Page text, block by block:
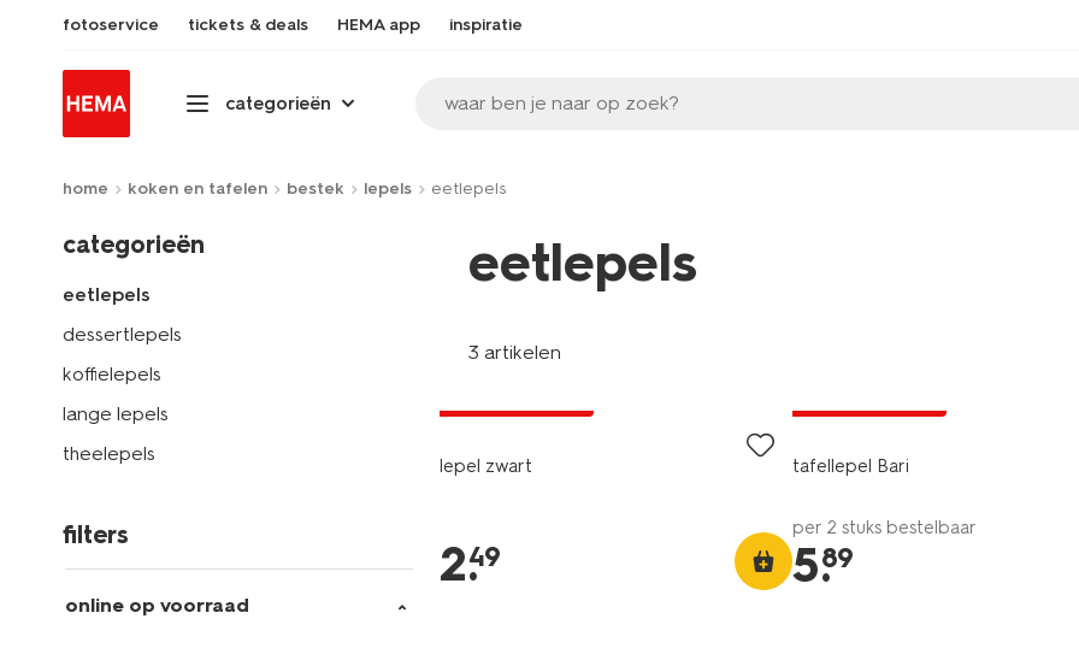
fotoservice tickets & deals HEMA app inspiratie
categorieën waar ben je naar op zoek?
home koken en tafelen bestek lepels eetlepels
categorieën
eetlepels
dessertlepels
koffielepels
lange lepels
theelepels
filters
online op voorraad
eetlepels
3 artikelen
lepel zwart
2.
49
tafellepel Bari
per 2 stuks bestelbaar
5.
89